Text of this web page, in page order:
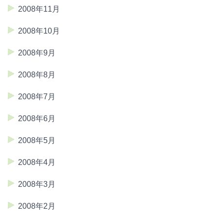
2008年11月
2008年10月
2008年9月
2008年8月
2008年7月
2008年6月
2008年5月
2008年4月
2008年3月
2008年2月